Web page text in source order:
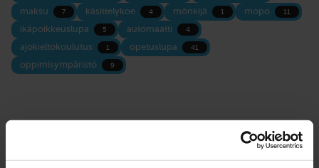
maksu 7 käsittelykoe 4 mönkijä 1 mopo 11
ikäpoikkeuslupa 5 automaatti 4
ajokieltokoulutus 1 opetuslupa 41
oppimisympäristö 9